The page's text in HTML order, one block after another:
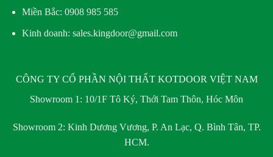
Miền Bắc: 0908 985 585
Kinh doanh: sales.kingdoor@gmail.com
CÔNG TY CỔ PHẦN NỘI THẤT KOTDOOR VIỆT NAM
Showroom 1: 10/1F Tô Ký, Thới Tam Thôn, Hóc Môn
Showroom 2: Kinh Dương Vương, P. An Lạc, Q. Bình Tân, TP.
HCM.